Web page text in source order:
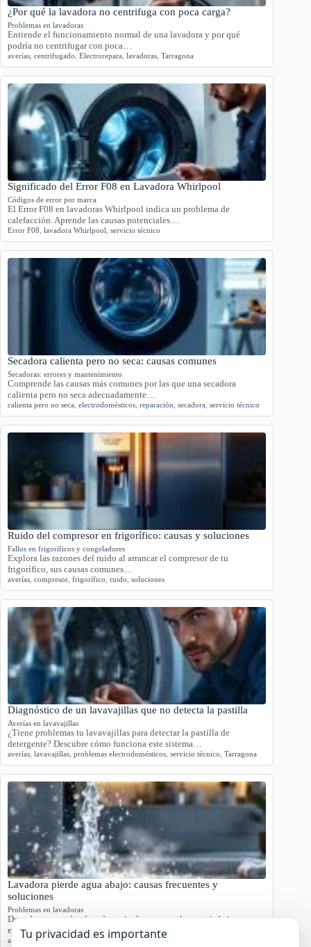
¿Por qué la lavadora no centrifuga con poca carga?
Problemas en lavadoras
Entiende el funcionamiento normal de una lavadora y por qué
podría no centrifugar con poca…
averías centrifugado Electrorepara lavadoras Tarragona
Significado del Error F08 en Lavadora Whirlpool
Códigos de error por marca
El Error F08 en lavadoras Whirlpool indica un problema de
calefacción. Aprende las causas potenciales…
Error F08 lavadora Whirlpool servicio técnico
Secadora calienta pero no seca: causas comunes
Secadoras: errores y mantenimiento
Comprende las causas más comunes por las que una secadora
calienta pero no seca adecuadamente…
calienta pero no seca electrodomésticos reparación secadora servicio técnico
Ruido del compresor en frigorífico: causas y soluciones
Fallos en frigoríficos y congeladores
Explora las razones del ruido al arrancar el compresor de tu
frigorífico, sus causas comunes…
averías compresor frigorífico ruido soluciones
Diagnóstico de un lavavajillas que no detecta la pastilla
Averías en lavavajillas
¿Tiene problemas tu lavavajillas para detectar la pastilla de
detergente? Descubre cómo funciona este sistema…
averías lavavajillas problemas electrodomésticos servicio técnico Tarragona
Lavadora pierde agua abajo: causas frecuentes y
soluciones
Problemas en lavadoras
Descubre por qué tu lavadora pierde agua por la parte inferior con
este análisis detallado.…
agua,averías ,lavadora,reparación,Tarragona
Tu privacidad es importante